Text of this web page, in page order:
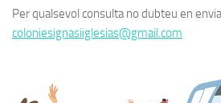
Per qualsevol consulta no dubteu en
coloniesignasiiglesias@gmail.com